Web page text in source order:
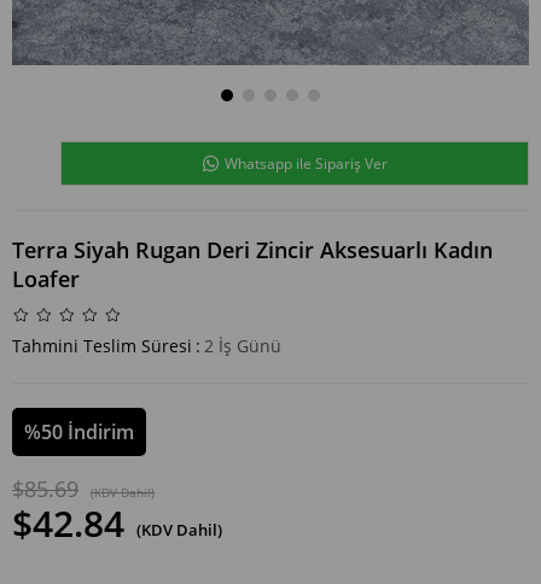
Whatsapp ile Sipariş Ver
Terra Siyah Rugan Deri Zincir Aksesuarlı Kadın
Loafer
Tahmini Teslim Süresi : 2 İş Günü
%50 İndirim
$85.69 (KDV Dahil)
$42.84 (KDV Dahil)